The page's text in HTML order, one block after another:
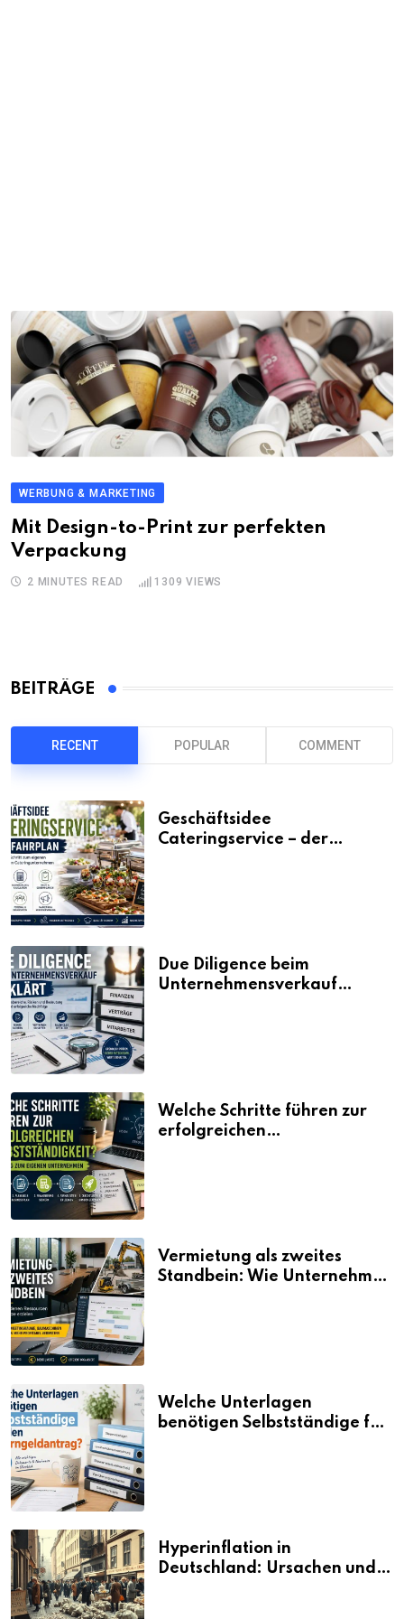
WERBUNG & MARKETING
Mit Design-to-Print zur perfekten
Verpackung
2 MINUTES READ 1309 VIEWS
BEITRÄGE
RECENT POPULAR COMMENT
Geschäftsidee
Cateringservice – der
Due Diligence beim
Unternehmensverkauf
Welche Schritte führen zur
erfolgreichen
Vermietung als zweites
Standbein: Wie Unternehmen
Welche Unterlagen
benötigen Selbstständige für
Hyperinflation in
Deutschland: Ursachen und